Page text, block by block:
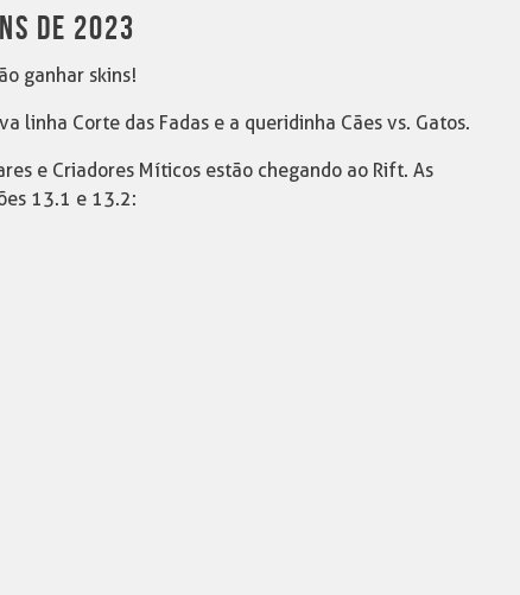
DE 2023
ganhar skins!
linha Corte das Fadas e a queridinha Cães vs. Gatos.
e Criadores Míticos estão chegando ao Rift. As
13.1 e 13.2: